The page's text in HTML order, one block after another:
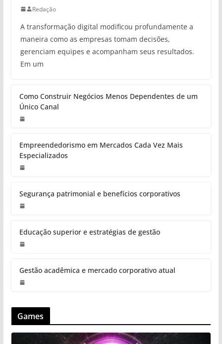
Redação
A transformação digital modificou profundamente a
maneira como as empresas tomam decisões,
gerenciam equipes e acompanham seus resultados.
Em um
Como Construir Negócios Menos Dependentes de um
Único Canal
Empreendedorismo em Mercados Cada Vez Mais
Especializados
Segurança patrimonial e benefícios corporativos
Educação superior e estratégias de gestão
Gestão acadêmica e mercado corporativo atual
Games